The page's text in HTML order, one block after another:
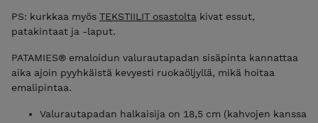
PS: kurkkaa myös TEKSTIILIT osastolta kivat essut,
patakintaat ja -laput.
PATAMIES® emaloidun valurautapadan sisäpinta kannattaa
aika ajoin pyyhkäistä kevyesti ruokaöljyllä, mikä hoitaa
emalipintaa.
Valurautapadan halkaisija on 18,5 cm (kahvojen kanssa